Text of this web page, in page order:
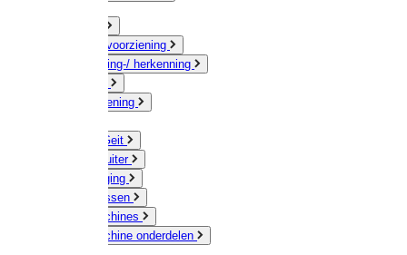
Drinkwatervoorziening
Veemarkering-/ herkenning
Voervoorziening
Schaap / Geit
Paard & Ruiter
Veeverzorging
Scheermessen
Scheermachines
Scheermachine onderdelen